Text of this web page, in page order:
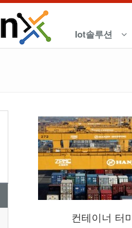
Iot솔루션
컨테이너 터